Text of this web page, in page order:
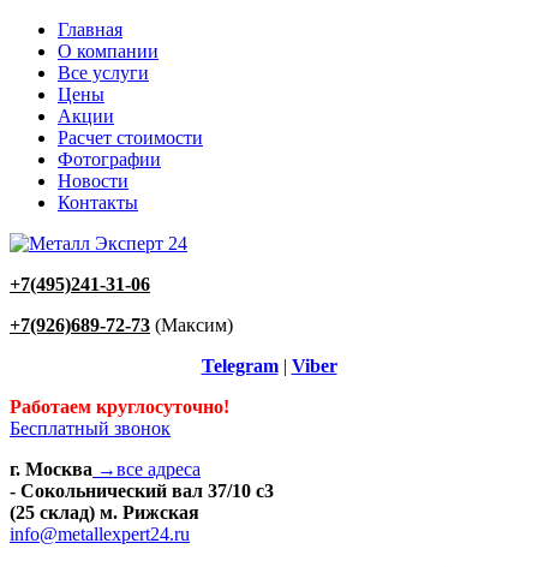
Главная
О компании
Все услуги
Цены
Акции
Расчет стоимости
Фотографии
Новости
Контакты
+7(495)241-31-06
+7(926)689-72-73 (Максим)
Telegram| Viber
Работаем круглосуточно!
Бесплатный звонок
г. Москва →все адреса
- Сокольнический вал 37/10 с3
(25 склад) м. Рижская
info@metallexpert24.ru